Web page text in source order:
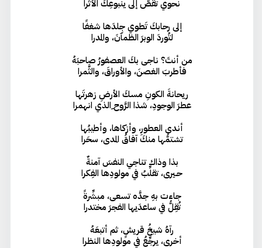
نحوي تقصُّ إلى ينبوعِكَ الأثرا
إلى رحابكَ تَطوي جِلدَها شغفًا
لتُوردَ الوبرَ الظمآنَ، والمدرا
من أنتَ؟ ناجى بكَ العصفورُ صاحبَهُ
فأطربَ الغصنَ، والأوراقَ، والثَّمرا
ريحانةَ الكونِ مسكَ الأرضِ زهرتَها
عطرَ الوجودِ، شذا الرَّوح ِالذي انهمرا
أندى العطورِ، وأزكاها، وأطيبُها
تشتمُّها منكَ آفاقُ المدى، سحَرا
بذا وذاك تناجي النفسَ آمنةٌ
حـيرى، تقلِّبُ في مولودِها الفِكرا
جاءت بهِ جدَّه تسعى، مبشِّرةً
تُقِلُّ في ساعدَيها الفجرَ مختدرا
رآهُ شيخُ قريشٍ، ثم أتبعَهُ
أخرى، يرجِّعُ في مولودِها النظرا